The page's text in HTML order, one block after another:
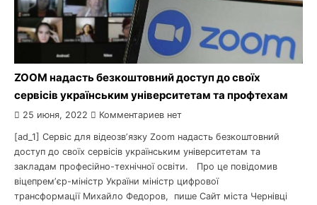
ZOOM надасть безкоштовний доступ до своїх
сервісів українським університетам та профтехам
25 июня, 2022 Комментариев нет
[ad_1] Сервіс для відеозвʼязку Zoom надасть безкоштовний
доступ до своїх сервісів українським університетам та
закладам професійно-технічної освіти. Про це повідомив
віцепремʼєр-міністр України міністр цифрової
трансформації Михайло Федоров, пише Сайт міста Чернівці